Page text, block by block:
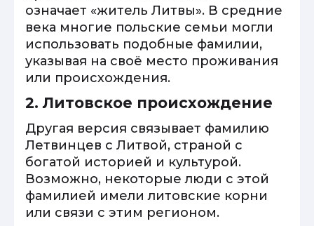
означает «житель Литвы». В средние
века многие польские семьи могли
использовать подобные фамилии,
указывая на своё место проживания
или происхождения.
2. Литовское происхождение
Другая версия связывает фамилию
Летвинцев с Литвой, страной с
богатой историей и культурой.
Возможно, некоторые люди с этой
фамилией имели литовские корни
или связи с этим регионом.